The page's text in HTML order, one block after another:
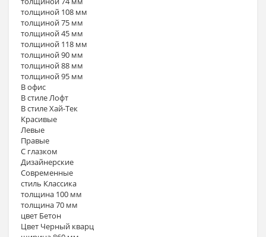
толщиной 108 мм
толщиной 75 мм
толщиной 45 мм
толщиной 118 мм
толщиной 90 мм
толщиной 88 мм
толщиной 95 мм
В офис
В стиле Лофт
В стиле Хай-Тек
Красивые
Левые
Правые
С глазком
Дизайнерские
Современные
стиль Классика
толщина 100 мм
толщина 70 мм
цвет Бетон
Цвет Черный кварц